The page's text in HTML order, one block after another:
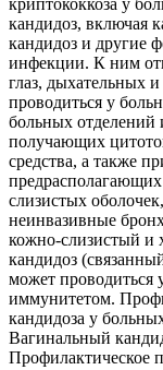
криптококкоза у
кандидоз, включая
кандидоз и другие
инфекции. К ним
глаз, дыхательных
проводиться у
больных отделений
получающих
средства, а также
слизистых
неинвазивные
кожно-слизистый и
кандидоз
может
иммунитетом.
кандидоза у
Вагинальный
Профилактическое